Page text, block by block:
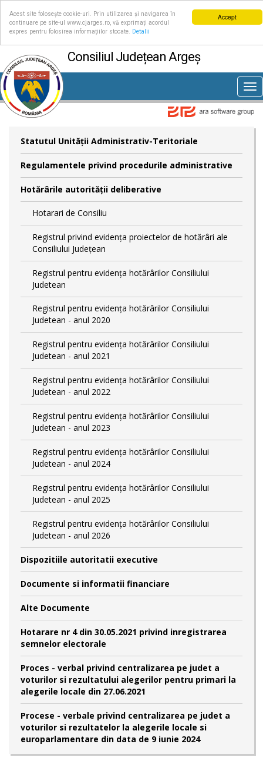
Accept
Acest site folosește cookie-uri. Prin utilizarea și navigarea în
continuare pe site-ul www.cjarges.ro, vă exprimați acordul
expres pentru folosirea informațiilor stocate.
Detalii
Consiliul Județean Argeș
Statutul Unităţii Administrativ-Teritoriale
Regulamentele privind procedurile administrative
Hotărârile autorităţii deliberative
Hotarari de Consiliu
Registrul privind evidența proiectelor de hotărâri ale
Consiliului Județean
Registrul pentru evidența hotărârilor Consiliului
Judetean
Registrul pentru evidența hotărârilor Consiliului
Judetean - anul 2020
Registrul pentru evidența hotărârilor Consiliului
Judetean - anul 2021
Registrul pentru evidența hotărârilor Consiliului
Judetean - anul 2022
Registrul pentru evidența hotărârilor Consiliului
Judetean - anul 2023
Registrul pentru evidența hotărârilor Consiliului
Judetean - anul 2024
Registrul pentru evidența hotărârilor Consiliului
Judetean - anul 2025
Registrul pentru evidența hotărârilor Consiliului
Judetean - anul 2026
Dispozitiile autoritatii executive
Documente si informatii financiare
Alte Documente
Hotarare nr 4 din 30.05.2021 privind inregistrarea
semnelor electorale
Proces - verbal privind centralizarea pe judet a
voturilor si rezultatului alegerilor pentru primari la
alegerile locale din 27.06.2021
Procese - verbale privind centralizarea pe judet a
voturilor si rezultatelor la alegerile locale si
europarlamentare din data de 9 iunie 2024